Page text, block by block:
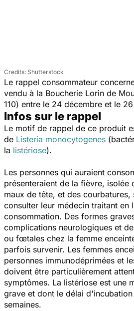
Shutterstock
Le rappel consommateur
vendu à la Boucherie Lorin de
110) entre le 24 décembre et le
Infos sur le rappel
Le motif de rappel de ce produit
de Listeria monocytogenes
la listériose).
Les personnes qui auraient
présenteraient de la fièvre, isolée
maux de tête, et des courbatures,
consulter leur médecin traitant en
consommation. Des formes
complications neurologiques et
ou fœtales chez la femme
parfois survenir. Les femmes
personnes immunodéprimées et
doivent être particulièrement
symptômes. La listériose est une
grave et dont le délai
semaines.